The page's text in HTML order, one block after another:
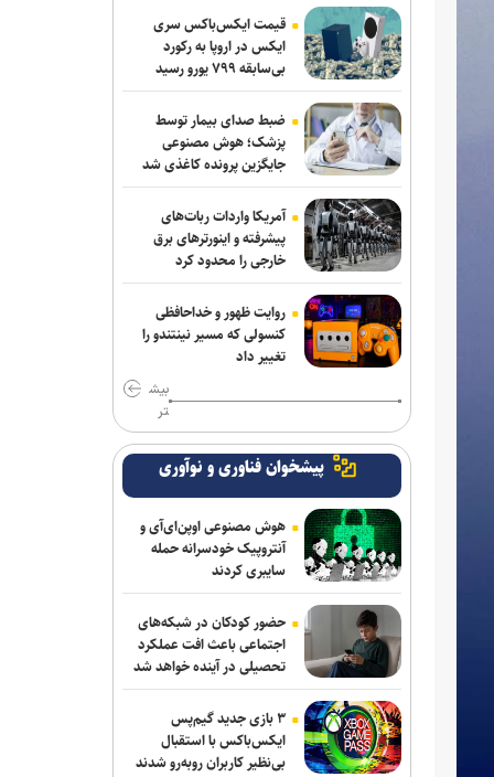
ربیعی سرمربی شاهین بندرعامری شد
اعلام اسامی نامزدهای تایید صلاحیت شده
ریاست فدراسیون بدنسازی و پرورش اندام/
حضور عضو هیات مدیره پرسپولیس
کلباسی به چادرملو پیوست
عالیشاه در یک قدمی گل‌گهر
باقری قراردادش را با پیکان تمدید کرد
روزنامه‌های ورزشی چهارشنبه ۱۴ مرداد
۱۴۰۵
شد تا پنجره استقلال باز نشود/ رضاییان به
جای قدرشناسی کلاس ۲۰۰ میلیارد تومانی
گذاشت
رحیمی به شمس آذر پیوست
خانلرخانی: پاداش تکواندوکاران با تلاشی
می‌کنند همخوانی ندارد/ سلیمی: کار اصلی
من برای ناگویا از دو تورنمنت بعد آغاز
می‌شود/ برخورداری: قانون سرباز قهرمان
کمک خوبی است+فیلم
روزنامه های ورزشی پنجشنبه ۱۵ مرداد
۱۴۰۵
فریدونی: دلیل بسته ماندن پنجره استقلال
قیمت ایکس‌باکس سری
ایکس در اروپا به رکورد
بی‌سابقه ۷۹۹ یورو رسید
ضبط صدای بیمار توسط
پزشک؛ هوش مصنوعی
جایگزین پرونده کاغذی شد
آمریکا واردات ربات‌های
پیشرفته و اینورترهای برق
خارجی را محدود کرد
روایت ظهور و خداحافظی
کنسولی که مسیر نینتندو را
تغییر داد
بیش
تر
پیشخوان فناوری و نوآوری
هوش مصنوعی اوپن‌ای‌آی و
آنتروپیک خودسرانه حمله
سایبری کردند
حضور کودکان در شبکه‌های
اجتماعی باعث افت عملکرد
تحصیلی در آینده خواهد شد
۳ بازی جدید گیم‌پس
ایکس‌باکس با استقبال
بی‌نظیر کاربران روبه‌رو شدند